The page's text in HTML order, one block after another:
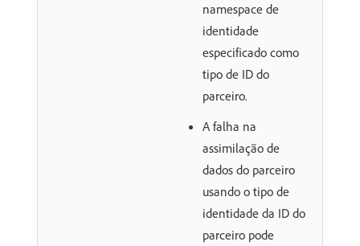
namespace de
identidade
especificado como
tipo de ID do
parceiro.
A falha na
assimilação de
dados do parceiro
usando o tipo de
identidade da ID do
parceiro pode